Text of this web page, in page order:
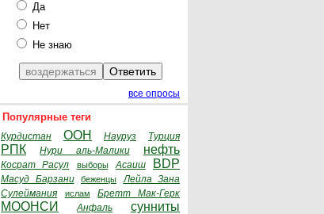
Да
Нет
Не знаю
все опросы
Популярные теги
Курдистан ООН Науруз Турция
РПК Нури аль-Малики нефть
Косрат Расул выборы Асаиш BDP
Масуд Барзани беженцы
Лейла Зана
Сулеймания
ислам Бретт Мак-Герк
МООНСИ Анфаль сунниты